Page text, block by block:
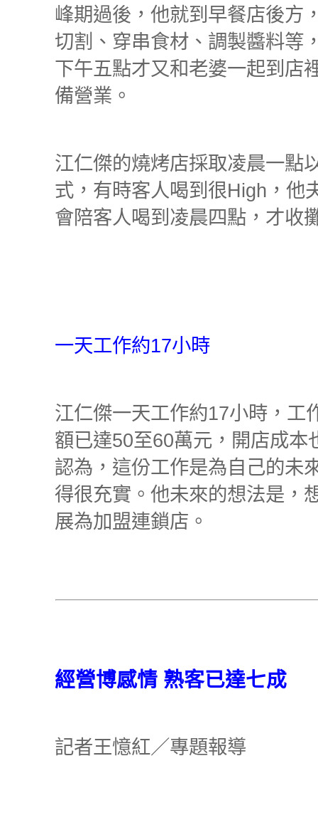
峰期過後，他就到早餐店後方
切割、穿串食材、調製醬料等
下午五點才又和老婆一起到店
備營業。
江仁傑的燒烤店採取凌晨一點
式，有時客人喝到很High ，他
會陪客人喝到凌晨四點，才收
一天工作約17小時
江仁傑一天工作約17小時，工
額已達50至60萬元，開店成本
認為，這份工作是為自己的未
得很充實。他未來的想法是，
展為加盟連鎖店。
經營博感情 熟客已達七成
記者王憶紅／專題報導